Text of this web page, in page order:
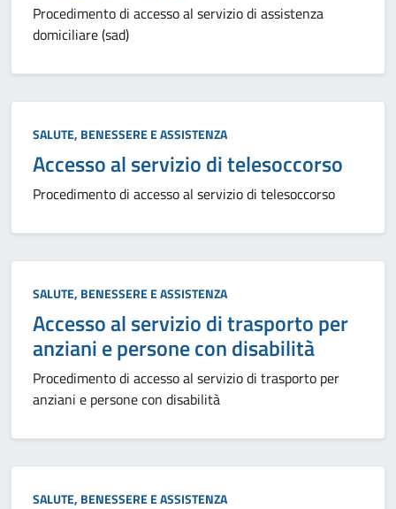
Procedimento di accesso al servizio di assistenza
domiciliare (sad)
Categoria:
SALUTE, BENESSERE E ASSISTENZA
Accesso al servizio di telesoccorso
Procedimento di accesso al servizio di telesoccorso
Categoria:
SALUTE, BENESSERE E ASSISTENZA
Accesso al servizio di trasporto per
anziani e persone con disabilità
Procedimento di accesso al servizio di trasporto per
anziani e persone con disabilità
Categoria:
SALUTE, BENESSERE E ASSISTENZA